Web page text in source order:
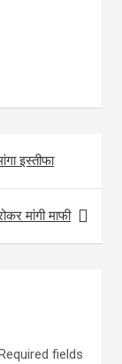
इस्तीफा
मांगी माफी
fields